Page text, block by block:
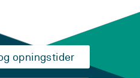
opningstider